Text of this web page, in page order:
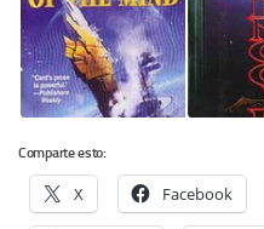
Comparte esto:
X Facebook